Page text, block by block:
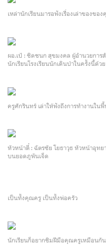
เหล่านักเรียนมารอฟังเรื่องเล่าของข
ผอ.เป้ : ชิดชนก สุขมงคล ผู้อำนวยกา
นักเรียนโรงเรียนนักเดินป่าในครั้งนี้ด้วย
ครูศักรินทร์ เล่าให้ฟังถึงการทำงานใน
หัวหน้าตี๋ : ฉัตรชัย โยธาวุธ หัวหน้าอุท
บนยอดภูพันเจ็ด
เป็นทั้งคุณครู เป็นทั้งพ่อครัว
นักเรียนก็อยากชิมฝีมือคุณครูเหมือนกั